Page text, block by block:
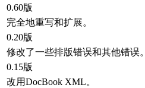
0.60版
完全地重写和扩展。
0.20版
修改了一些排版错误和其他错误。
0.15版
改用DocBook XML。